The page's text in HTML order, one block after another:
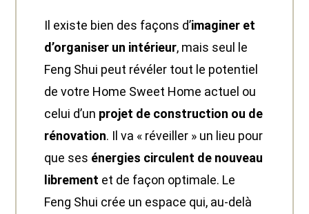
Il existe bien des façons d’imaginer et
d’organiser un intérieur, mais seul le
Feng Shui peut révéler tout le potentiel
de votre Home Sweet Home actuel ou
celui d’un projet de construction ou de
rénovation. Il va « réveiller » un lieu pour
que ses énergies circulent de nouveau
librement et de façon optimale. Le
Feng Shui crée un espace qui, au-delà